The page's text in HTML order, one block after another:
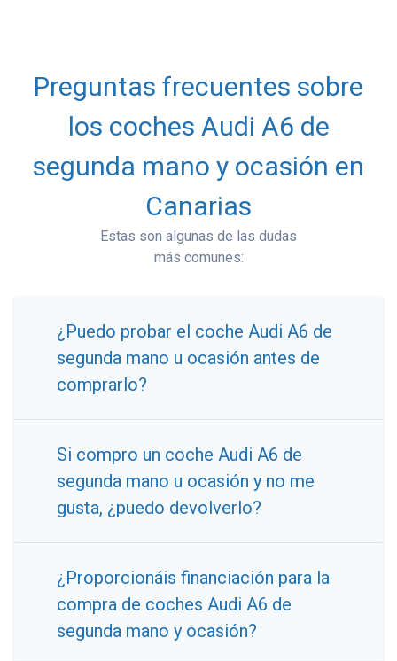
Preguntas frecuentes sobre
los coches Audi A6 de
segunda mano y ocasión en
Canarias
Estas son algunas de las dudas
más comunes:
¿Puedo probar el coche Audi A6 de
segunda mano u ocasión antes de
comprarlo?
Si compro un coche Audi A6 de
segunda mano u ocasión y no me
gusta, ¿puedo devolverlo?
¿Proporcionáis financiación para la
compra de coches Audi A6 de
segunda mano y ocasión?